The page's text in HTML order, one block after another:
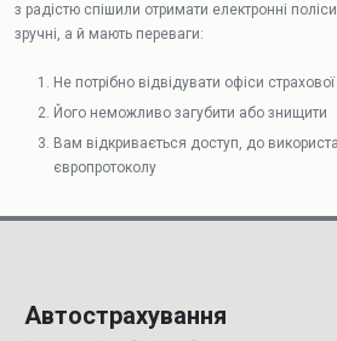
з радістю спішили отримати електронні
зручні, а й мають переваги:
Не потрібно відвідувати офіси
Його неможливо загубити або знищити
Вам відкривається доступ, до
європротоколу
Автострахування